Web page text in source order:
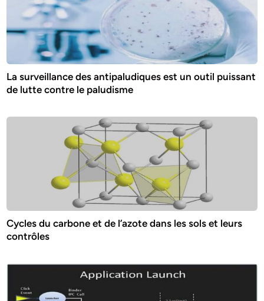
La surveillance des antipaludiques est un outil puissant
de lutte contre le paludisme
Cycles du carbone et de l’azote dans les sols et leurs
contrôles